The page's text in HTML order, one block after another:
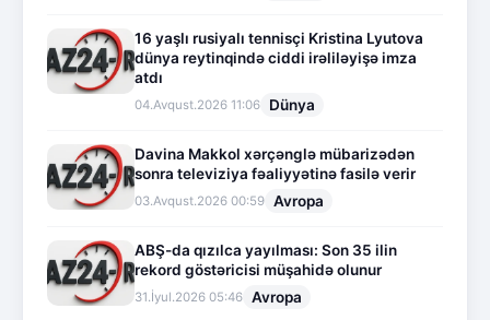
16 yaşlı rusiyalı tennisçi Kristina Lyutova
dünya reytinqində ciddi irəliləyişə imza
atdı
04.Avqust.2026 11:06 Dünya
Davina Makkol xərçənglə mübarizədən
sonra televiziya fəaliyyətinə fasilə verir
03.Avqust.2026 00:59 Avropa
ABŞ-da qızılca yayılması: Son 35 ilin
rekord göstəricisi müşahidə olunur
31.İyul.2026 05:46 Avropa